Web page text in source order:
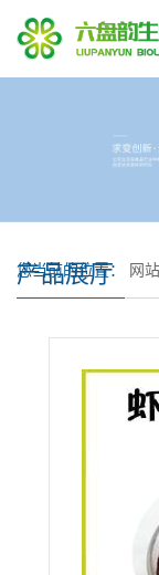
产品展厅
您当前的位置： 网